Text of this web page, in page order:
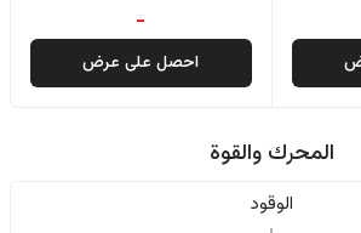
-
احصل على عرض
المحرك والقوة
الوقود